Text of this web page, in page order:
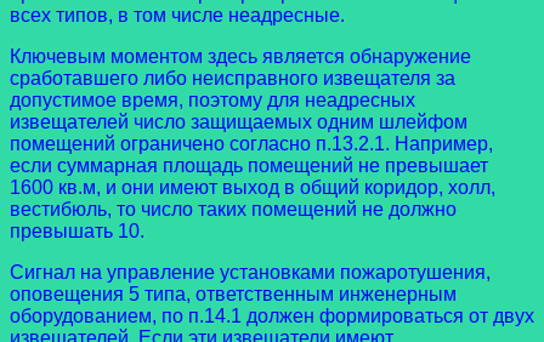
всех типов, в том числе неадресные.
Ключевым моментом здесь является обнаружение
сработавшего либо неисправного извещателя за
допустимое время, поэтому для неадресных
извещателей число защищаемых одним шлейфом
помещений ограничено согласно п.13.2.1. Например,
если суммарная площадь помещений не превышает
1600 кв.м, и они имеют выход в общий коридор, холл,
вестибюль, то число таких помещений не должно
превышать 10.
Сигнал на управление установками пожаротушения,
оповещения 5 типа, ответственным инженерным
оборудованием, по п.14.1 должен формироваться от двух
извещателей. Если эти извещатели имеют